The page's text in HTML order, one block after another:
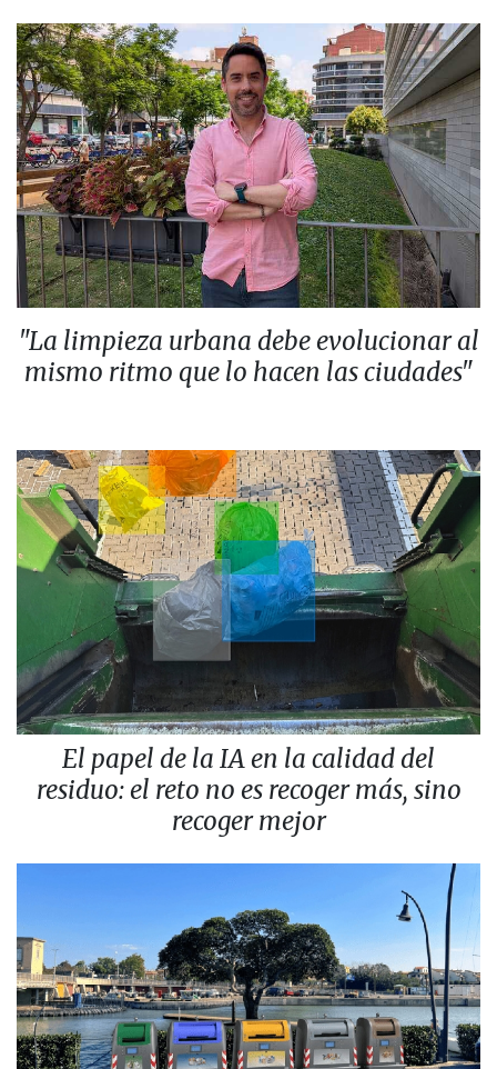
"La limpieza urbana debe evolucionar al
mismo ritmo que lo hacen las ciudades"
El papel de la IA en la calidad del
residuo: el reto no es recoger más, sino
recoger mejor